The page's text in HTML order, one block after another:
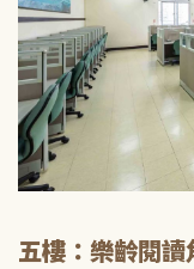
五樓：樂齡閱讀